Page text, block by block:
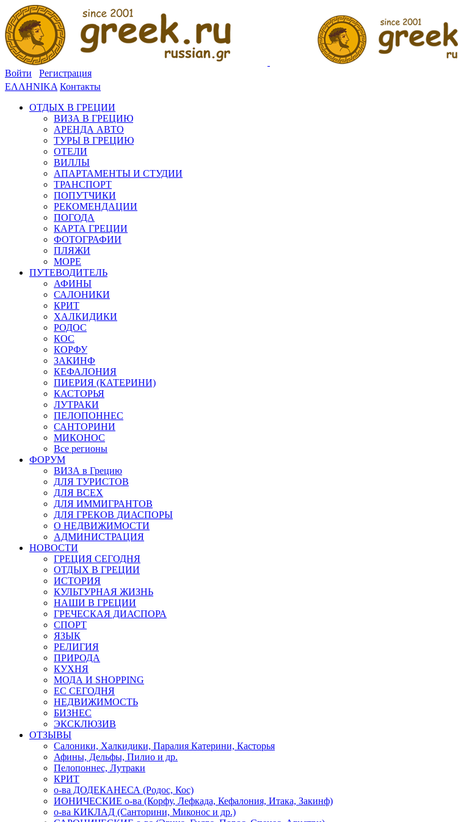
Войти
Регистрация
ΕΛΛΗΝΙΚΑ Контакты
ОТДЫХ В ГРЕЦИИ
ВИЗА В ГРЕЦИЮ
АРЕНДА АВТО
ТУРЫ В ГРЕЦИЮ
ОТЕЛИ
ВИЛЛЫ
АПАРТАМЕНТЫ И СТУДИИ
ТРАНСПОРТ
ПОПУТЧИКИ
РЕКОМЕНДАЦИИ
ПОГОДА
КАРТА ГРЕЦИИ
ФОТОГРАФИИ
ПЛЯЖИ
МОРЕ
ПУТЕВОДИТЕЛЬ
АФИНЫ
САЛОНИКИ
КРИТ
ХАЛКИДИКИ
РОДОС
КОС
КОРФУ
ЗАКИНФ
КЕФАЛОНИЯ
ПИЕРИЯ (КАТЕРИНИ)
КАСТОРЬЯ
ЛУТРАКИ
ПЕЛОПОННЕС
САНТОРИНИ
МИКОНОС
Все регионы
ФОРУМ
ВИЗА в Грецию
ДЛЯ ТУРИСТОВ
ДЛЯ ВСЕХ
ДЛЯ ИММИГРАНТОВ
ДЛЯ ГРЕКОВ ДИАСПОРЫ
О НЕДВИЖИМОСТИ
АДМИНИСТРАЦИЯ
НОВОСТИ
ГРЕЦИЯ СЕГОДНЯ
ОТДЫХ В ГРЕЦИИ
ИСТОРИЯ
КУЛЬТУРНАЯ ЖИЗНЬ
НАШИ В ГРЕЦИИ
ГРЕЧЕСКАЯ ДИАСПОРА
СПОРТ
ЯЗЫК
РЕЛИГИЯ
ПРИРОДА
КУХНЯ
МОДА И SHOPPING
ЕС СЕГОДНЯ
НЕДВИЖИМОСТЬ
БИЗНЕС
ЭКСКЛЮЗИВ
ОТЗЫВЫ
Салоники, Халкидики, Паралия Катерини, Касторья
Афины, Дельфы, Пилио и др.
Пелопоннес, Лутраки
КРИТ
о-ва ДОДЕКАНЕСА (Родос, Кос)
ИОНИЧЕСКИЕ о-ва (Корфу, Лефкада, Кефалония, Итака, Закинф)
о-ва КИКЛАД (Санторини, Миконос и др.)